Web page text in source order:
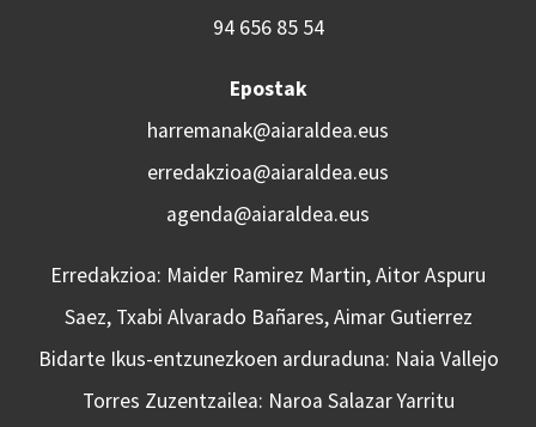
94 656 85 54
Epostak
harremanak@aiaraldea.eus
erredakzioa@aiaraldea.eus
agenda@aiaraldea.eus
Erredakzioa: Maider Ramirez Martin, Aitor Aspuru
Saez, Txabi Alvarado Bañares, Aimar Gutierrez
Bidarte Ikus-entzunezkoen arduraduna: Naia Vallejo
Torres Zuzentzailea: Naroa Salazar Yarritu